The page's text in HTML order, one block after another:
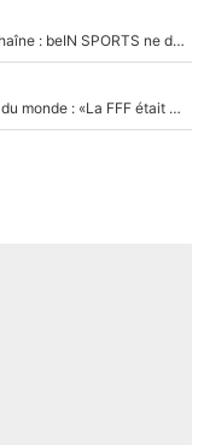
Kylian Mbappé et Lamine Yamal changent de chaîne : beIN SPORTS ne digère pas cette décision historique et prédit un fiasco pour la Liga
Didier Deschamps abandonné en pleine Coupe du monde : «La FFF était déjà passée à Zinedine Zidane»